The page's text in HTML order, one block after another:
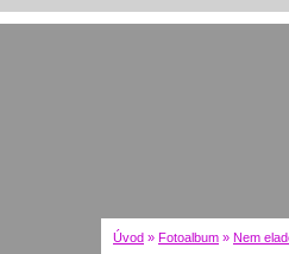
Úvod » Fotoalbum » Nem